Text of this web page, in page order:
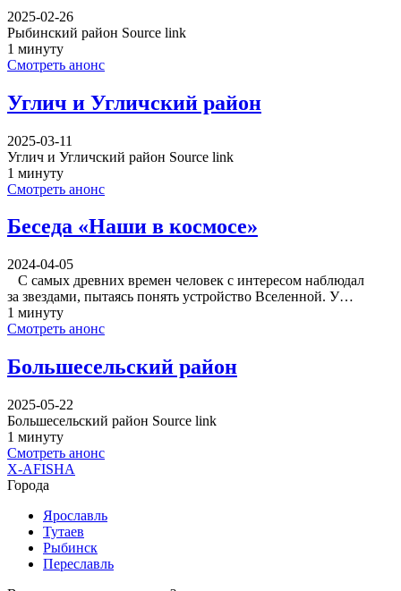
2025-02-26
Рыбинский район Source link
1 минуту
Смотреть анонс
Углич и Угличский район
2025-03-11
Углич и Угличский район Source link
1 минуту
Смотреть анонс
Беседа «Наши в космосе»
2024-04-05
С самых древних времен человек с интересом наблюдал
за звездами, пытаясь понять устройство Вселенной. У…
1 минуту
Смотреть анонс
Большесельский район
2025-05-22
Большесельский район Source link
1 минуту
Смотреть анонс
X-AFISHA
Города
Ярославль
Тутаев
Рыбинск
Переславль